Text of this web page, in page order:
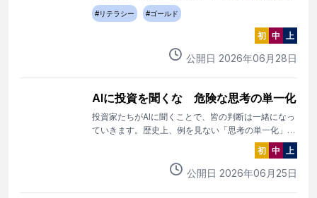
る暗号資産の拡大は金本位制が部分的に復活している
といえます。
#リテラシー #ゴールド
初 中 上
公開日 2026年06 月 28日
AIに投資を聞くな 危険な思考の単一化
投資家たちがAIに聞くことで、皆の判断は一緒になっ
ていきます。歴史上、例を見ない「思考の単一化」で
す。AIを使うなと言いたいのではなく「自分の頭」も
初 中 上
公開日 2026年06 月 25日